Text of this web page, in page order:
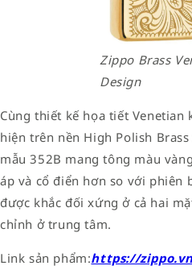
Zippo Brass
Design
Cùng thiết kế họa tiết
hiện trên nền High Polish
mẫu 352B mang tông màu
áp và cổ điển hơn so với phiên
được khắc đối xứng ở cả hai
chỉnh ở trung tâm.
Link sản phẩm:https://